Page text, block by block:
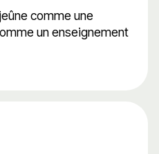
comme une
un enseignement